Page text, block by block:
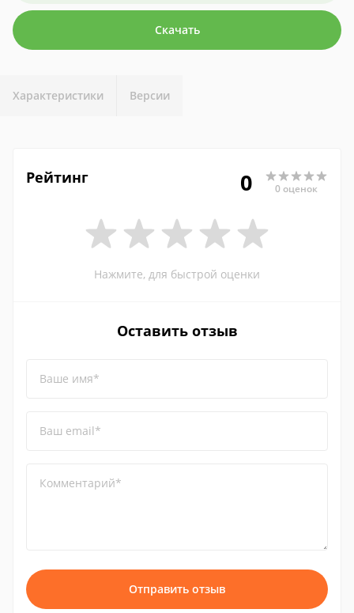
Скачать
Характеристики Версии
Рейтинг 0 0 оценок
Нажмите, для быстрой оценки
Оставить отзыв
Ваше имя*
Ваш email*
Комментарий*
Отправить отзыв